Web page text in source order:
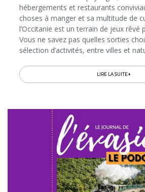
hébergements et restaurants
choses à manger et sa multitude de
l’Occitanie est un terrain de jeux rêvé
Vous ne savez pas quelles sorties
sélection d’activités, entre villes et
beaux...
LIRE LA SUITE